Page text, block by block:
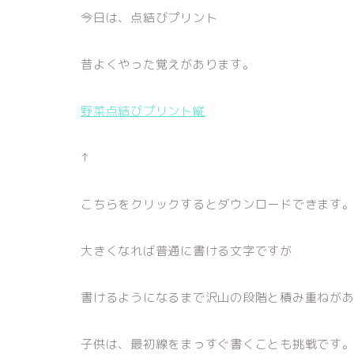
今日は、点結びプリント
昔よくやった覚えがあります。
野菜点結びプリント縦
↑
こちらをクリックするとダウンロードできます。
大きくなれば普通に書ける文字ですが
書けるようになるまで沢山の段階と積み重ねがあ
子供は、最初線をまっすぐ書くことも挑戦です。